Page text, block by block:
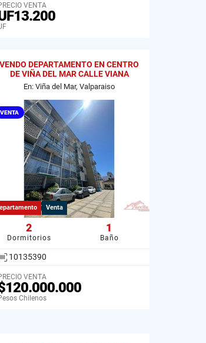
VENTA
VENDO DEPARTAMENTO EN CENTRO
DE VIÑA DEL MAR CALLE VIANA
En: Viña del Mar, Valparaiso
VENTA
Venta
2
Dormitorios
1
Baño
10135390
VENTA
Chilenos